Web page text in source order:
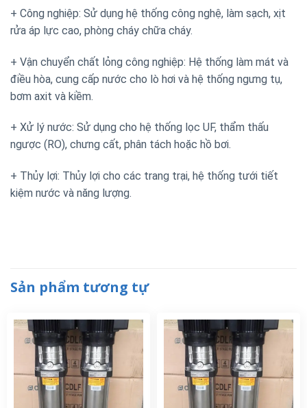
+ Công nghiệp: Sử dụng hệ thống công nghệ, làm sạch, xịt
rửa áp lực cao, phòng cháy chữa cháy.
+ Vận chuyển chất lỏng công nghiệp: Hệ thống làm mát và
điều hòa, cung cấp nước cho lò hơi và hệ thống ngưng tụ,
bơm axit và kiềm.
+ Xử lý nước: Sử dụng cho hệ thống lọc UF, thẩm thấu
ngược (RO), chưng cất, phân tách hoặc hồ bơi.
+ Thủy lợi: Thủy lợi cho các trang trại, hệ thống tưới tiết
kiệm nước và năng lượng.
Sản phẩm tương tự